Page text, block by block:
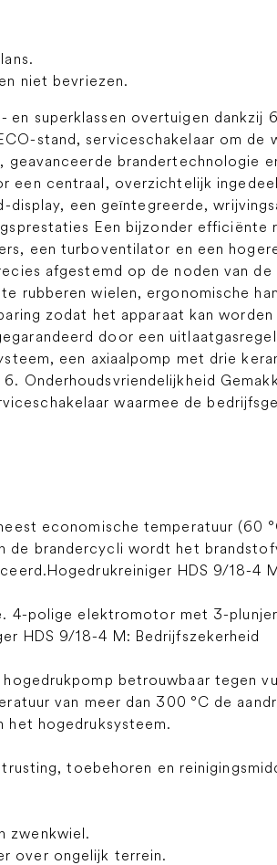
niet bevriezen.
superklassen overtuigen dankzij
stand, serviceschakelaar om de
brandertechnologie
een centraal, overzichtelijk
een geïntegreerde,
Een bijzonder
een turboventilator en een
afgestemd op de noden van
rubberen wielen, ergonomische
zodat het apparaat kan
door een
een axiaalpomp met drie
Onderhoudsvriendelijkheid
waarmee de
economische temperatuur (60
de brandercycli wordt het
HDS 9/18-4
4-polige elektromotor met 3-
HDS 9/18-4 M: Bedrijfszekerheid
betrouwbaar tegen
van meer dan 300 °C de
het hogedruksysteem.
toebehoren en
zwenkwiel.
over ongelijk terrein.